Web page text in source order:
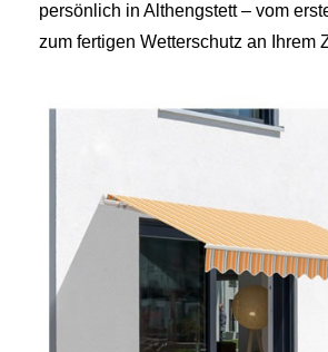
persönlich in Althengstett – vom
zum fertigen Wetterschutz an Ihrem